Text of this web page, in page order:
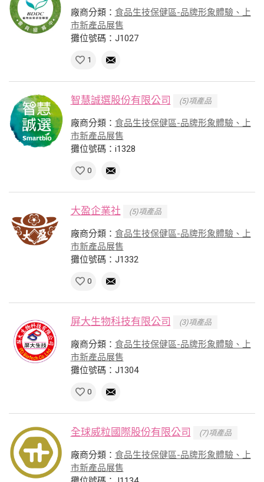
廠商分類： 食品生技保健區-品牌形象體驗、上
市新產品展售
攤位號碼：J1027
1
智慧誠選股份有限公司 (5)項產品
廠商分類： 食品生技保健區-品牌形象體驗、上
市新產品展售
攤位號碼：i1328
0
大盈企業社 (5)項產品
廠商分類： 食品生技保健區-品牌形象體驗、上
市新產品展售
攤位號碼：J1332
0
屏大生物科技有限公司 (3)項產品
廠商分類： 食品生技保健區-品牌形象體驗、上
市新產品展售
攤位號碼：J1304
0
全球威粒國際股份有限公司 (7)項產品
廠商分類： 食品生技保健區-品牌形象體驗、上
市新產品展售